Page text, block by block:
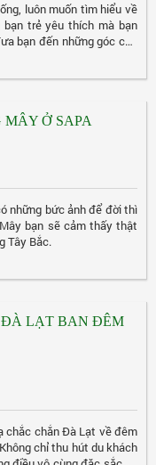
luôn muốn tìm hiểu về
trẻ yêu thích mà bạn
bạn đến những góc của
Ở SAPA
những bức ảnh để đời thì
bạn sẽ cảm thấy thật
Tây Bắc.
ĐÀ LẠT BAN ĐÊM
chắc chắn Đà Lạt về đêm
chỉ thu hút du khách